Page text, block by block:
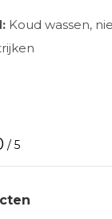
Koud wassen,
/ 5